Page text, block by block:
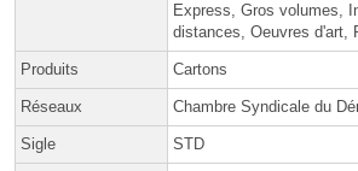
Express, Gros volumes,
distances, Oeuvres d'art,
Produits Cartons
Réseaux Chambre Syndicale du
Sigle STD